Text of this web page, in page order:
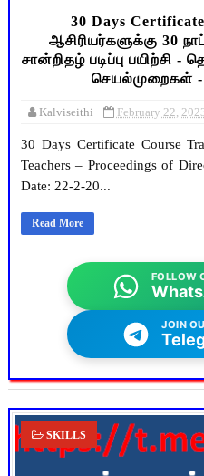
30 Days
ஆசிரியர்களுக்கு 30
சான்றிதழ் படிப்பு பயிற்சி
செயல்முறைகள் -
Kalviseithi February 22,
30 Days Certificate Course
Teachers – Proceedings of
Date: 22-2-20...
Read More
FOLLOW
JOIN
SKILLS